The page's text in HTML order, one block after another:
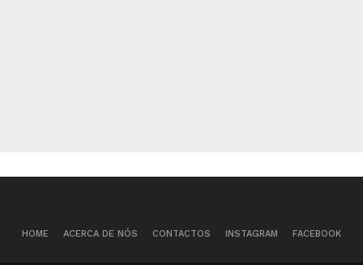
HOME ACERCA DE NÓS CONTACTOS INSTAGRAM FACEBOOK